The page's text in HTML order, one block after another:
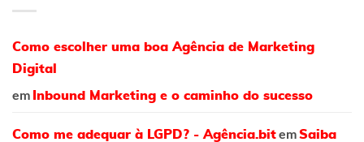
Como escolher uma boa Agência de Marketing
Digital
em Inbound Marketing e o caminho do sucesso
Como me adequar à LGPD? - Agência.bitemSaiba